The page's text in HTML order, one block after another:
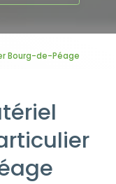
Bourg-de-Péage